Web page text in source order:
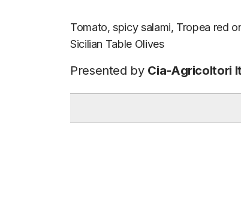
Tomato, spicy salami, Tropea red
Sicilian Table Olives
Presented by Cia-Agricoltori